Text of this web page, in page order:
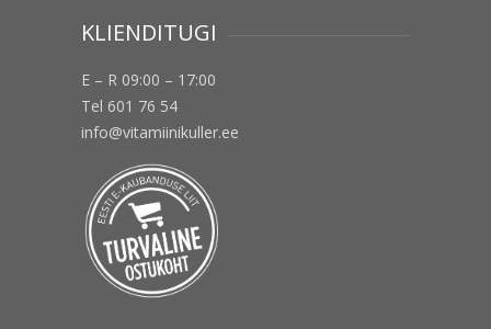
KLIENDITUGI
E – R 09:00 – 17:00
Tel 601 76 54
info@vitamiinikuller.ee